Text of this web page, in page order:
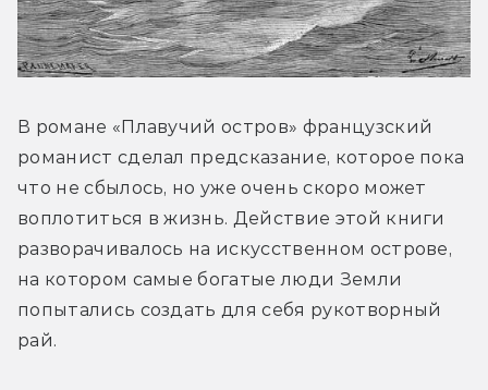
В романе «Плавучий остров» французский
романист сделал предсказание, которое пока
что не сбылось, но уже очень скоро может
воплотиться в жизнь. Действие этой книги
разворачивалось на искусственном острове,
на котором самые богатые люди Земли
попытались создать для себя рукотворный
рай.